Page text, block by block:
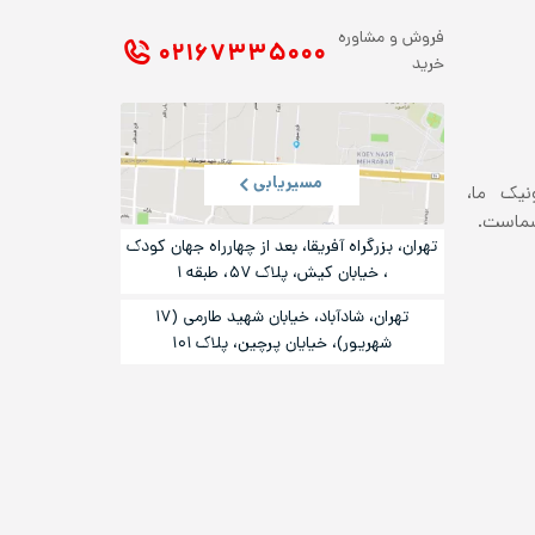
ما،
فروش و مشاوره
خرید
۰۲۱ ۶۷۳۳۵۰۰۰
مسیریابی
تهران، بزرگراه آفریقا، بعد از چهارراه جهان کودک
، خیابان کیش، پلاک ۵۷، طبقه ۱
تهران، شادآباد، خیابان شهید طارمی (۱۷
شهریور)، خیایان پرچین، پلاک ۱۰۱